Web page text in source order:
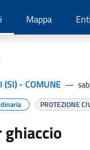
Mappa Enti
(SI) - COMUNE —
PROTEZIONE